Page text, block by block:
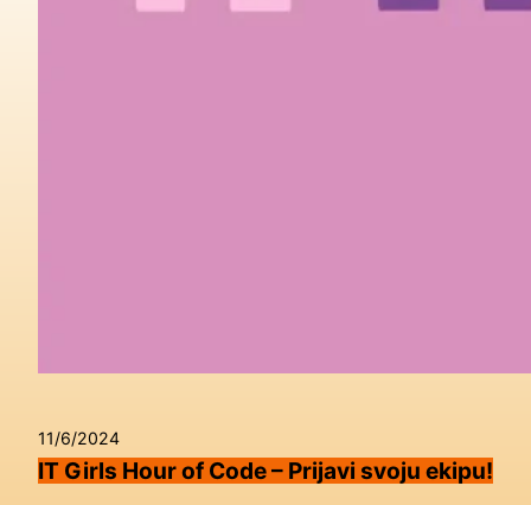
11/6/2024
IT Girls Hour of Code – Prijavi svoju ekipu!